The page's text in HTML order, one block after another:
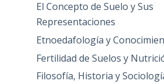
El Concepto de Suelo y Sus
Representaciones
Etnoedafología y
Fertilidad de Suelos y
Filosofía, Historia y